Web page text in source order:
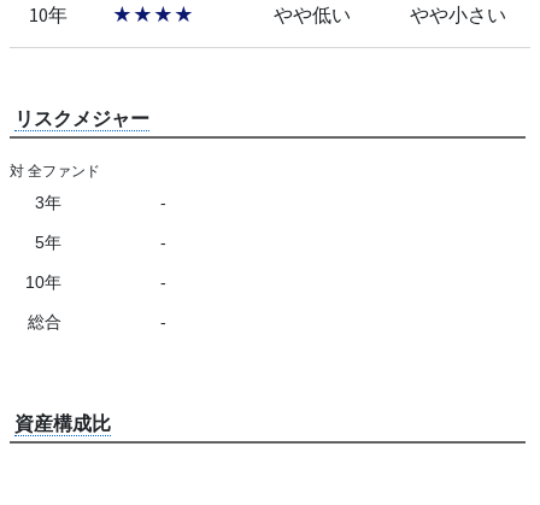
10年 ★★★★ やや低い やや小さい
リスクメジャー
対 全ファンド
3年 -
5年 -
10年 -
総合 -
資産構成比